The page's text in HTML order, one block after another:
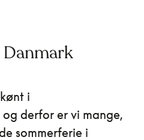
i
og derfor er vi mange,
sommerferie i